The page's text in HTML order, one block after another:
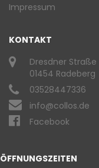
Impressum
KONTAKT
Dresdner Straße
01454 Radeberg
03528447336
info@collos.de
Facebook
ÖFFNUNGSZEITEN